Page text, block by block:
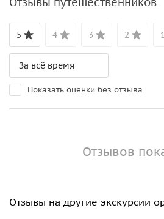
5 4 3 2 1
Показать оценки без отзыва
Отзывов
Отзывы на другие экскурсии